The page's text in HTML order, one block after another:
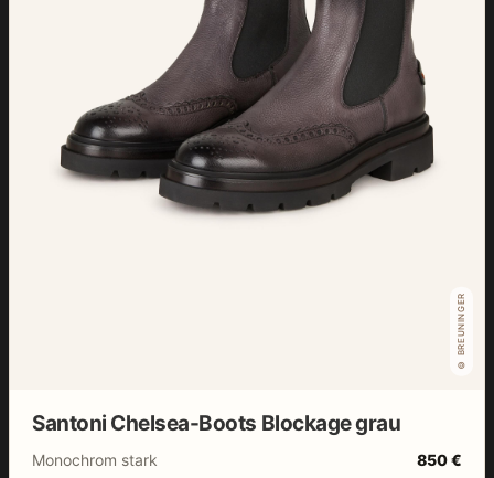
© BREUNINGER
Santoni Chelsea-Boots Blockage grau
Monochrom stark 850 €